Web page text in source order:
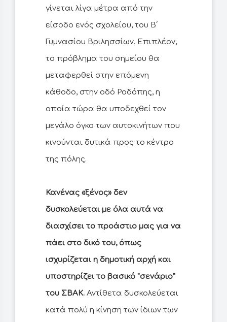
γίνεται λίγα μέτρα από την
είσοδο ενός σχολείου, του Β΄
Γυμνασίου Βριλησσίων. Επιπλέον,
το πρόβλημα του σημείου θα
μεταφερθεί στην επόμενη
κάθοδο, στην οδό Ροδόπης, η
οποία τώρα θα υποδεχθεί τον
μεγάλο όγκο των αυτοκινήτων που
κινούνται δυτικά προς το κέντρο
της πόλης.
Κανένας «ξένος» δεν
δυσκολεύεται με όλα αυτά να
διασχίσει το προάστιο μας για να
πάει στο δικό του, όπως
ισχυρίζεται η δημοτική αρχή και
υποστηρίζει το βασικό "σενάριο"
του ΣΒΑΚ. Αντίθετα δυσκολεύεται
κατά πολύ η κίνηση των ίδιων των